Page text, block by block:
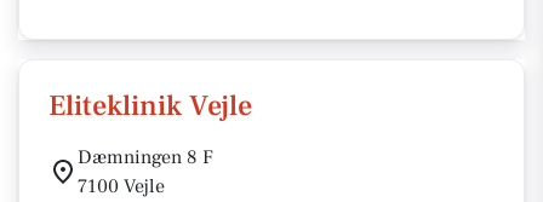
Eliteklinik Vejle
Dæmningen 8 F
7100 Vejle